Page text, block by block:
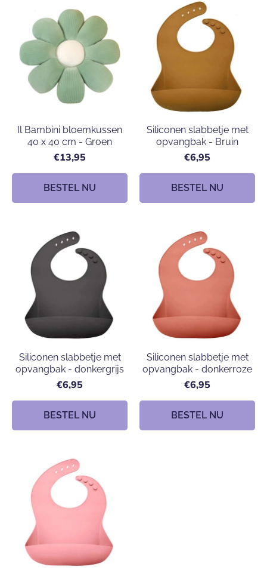
Il Bambini bloemkussen
40 x 40 cm - Groen
€13,95
BESTEL NU
Siliconen slabbetje met
opvangbak - Bruin
€6,95
BESTEL NU
Siliconen slabbetje met
opvangbak - donkergrijs
€6,95
BESTEL NU
Siliconen slabbetje met
opvangbak - donkerroze
€6,95
BESTEL NU